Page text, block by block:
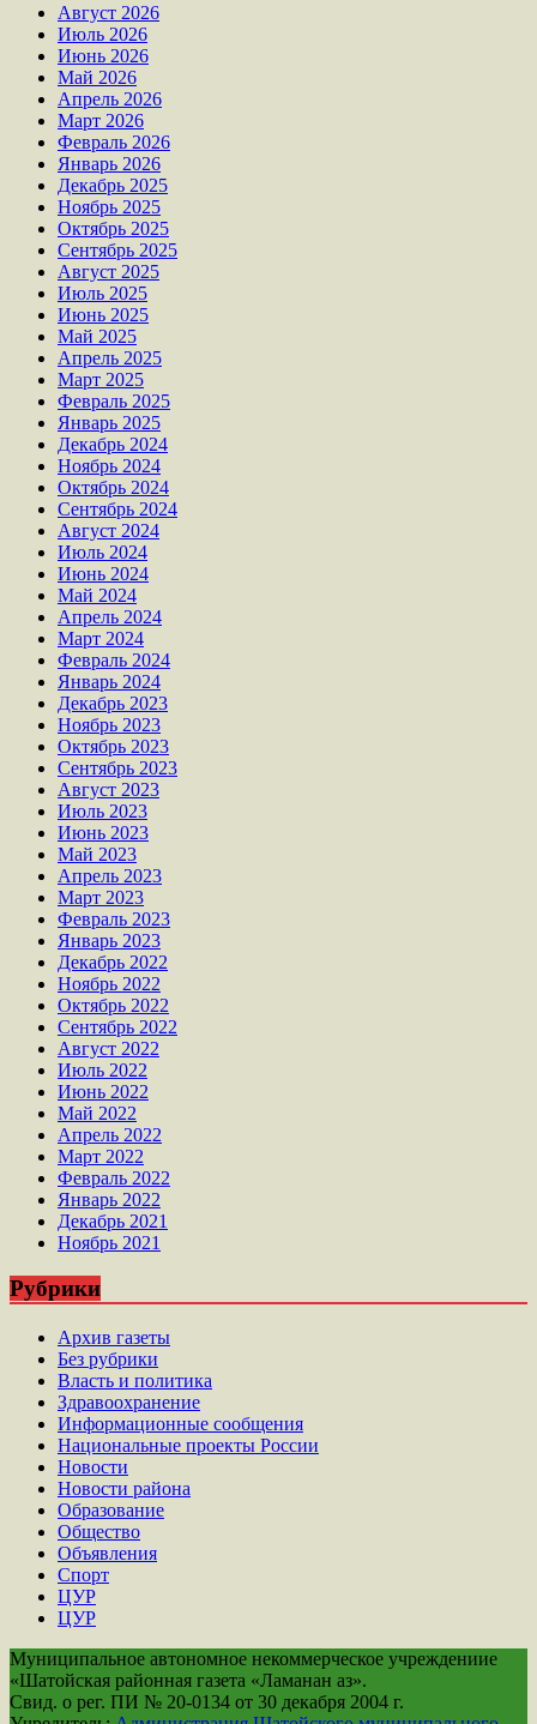
Август 2026
Июль 2026
Июнь 2026
Май 2026
Апрель 2026
Март 2026
Февраль 2026
Январь 2026
Декабрь 2025
Ноябрь 2025
Октябрь 2025
Сентябрь 2025
Август 2025
Июль 2025
Июнь 2025
Май 2025
Апрель 2025
Март 2025
Февраль 2025
Январь 2025
Декабрь 2024
Ноябрь 2024
Октябрь 2024
Сентябрь 2024
Август 2024
Июль 2024
Июнь 2024
Май 2024
Апрель 2024
Март 2024
Февраль 2024
Январь 2024
Декабрь 2023
Ноябрь 2023
Октябрь 2023
Сентябрь 2023
Август 2023
Июль 2023
Июнь 2023
Май 2023
Апрель 2023
Март 2023
Февраль 2023
Январь 2023
Декабрь 2022
Ноябрь 2022
Октябрь 2022
Сентябрь 2022
Август 2022
Июль 2022
Июнь 2022
Май 2022
Апрель 2022
Март 2022
Февраль 2022
Январь 2022
Декабрь 2021
Ноябрь 2021
Рубрики
Архив газеты
Без рубрики
Власть и политика
Здравоохранение
Информационные сообщения
Национальные проекты России
Новости
Новости района
Образование
Общество
Объявления
Спорт
ЦУР
ЦУР
Муниципальное автономное некоммерческое учреждениие
«Шатойская районная газета «Ламанан аз».
Свид. о рег. ПИ № 20-0134 от 30 декабря 2004 г.